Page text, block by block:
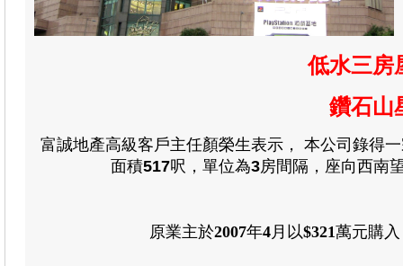
低水三房
鑽石山
富誠地產高級客戶主任顏榮生表示 ， 本公司錄得
面積517呎，單位為3房間隔，座向西南
原業主於2007年4月 以$321萬元購入